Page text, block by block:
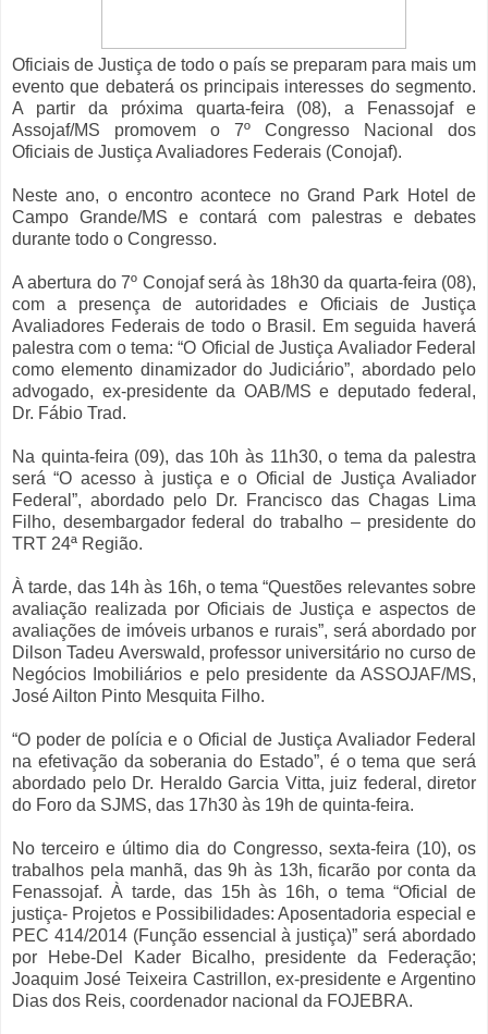
Oficiais de Justiça de todo o país se preparam para mais um
evento que debaterá os principais interesses do segmento.
A partir da próxima quarta-feira (08), a Fenassojaf e
Assojaf/MS promovem o 7º Congresso Nacional dos
Oficiais de Justiça Avaliadores Federais (Conojaf).
Neste ano, o encontro acontece no Grand Park Hotel de
Campo Grande/MS e contará com palestras e debates
durante todo o Congresso.
A abertura do 7º Conojaf será às 18h30 da quarta-feira (08),
com a presença de autoridades e Oficiais de Justiça
Avaliadores Federais de todo o Brasil. Em seguida haverá
palestra com o tema: “O Oficial de Justiça Avaliador Federal
como elemento dinamizador do Judiciário”, abordado pelo
advogado, ex-presidente da OAB/MS e deputado federal,
Dr. Fábio Trad.
Na quinta-feira (09), das 10h às 11h30, o tema da palestra
será “O acesso à justiça e o Oficial de Justiça Avaliador
Federal”, abordado pelo Dr. Francisco das Chagas Lima
Filho, desembargador federal do trabalho – presidente do
TRT 24ª Região.
À tarde, das 14h às 16h, o tema “Questões relevantes sobre
avaliação realizada por Oficiais de Justiça e aspectos de
avaliações de imóveis urbanos e rurais”, será abordado por
Dilson Tadeu Averswald, professor universitário no curso de
Negócios Imobiliários e pelo presidente da ASSOJAF/MS,
José Ailton Pinto Mesquita Filho.
“O poder de polícia e o Oficial de Justiça Avaliador Federal
na efetivação da soberania do Estado”, é o tema que será
abordado pelo Dr. Heraldo Garcia Vitta, juiz federal, diretor
do Foro da SJMS, das 17h30 às 19h de quinta-feira.
No terceiro e último dia do Congresso, sexta-feira (10), os
trabalhos pela manhã, das 9h às 13h, ficarão por conta da
Fenassojaf. À tarde, das 15h às 16h, o tema “Oficial de
justiça- Projetos e Possibilidades: Aposentadoria especial e
PEC 414/2014 (Função essencial à justiça)” será abordado
por Hebe-Del Kader Bicalho, presidente da Federação;
Joaquim José Teixeira Castrillon, ex-presidente e Argentino
Dias dos Reis, coordenador nacional da FOJEBRA.